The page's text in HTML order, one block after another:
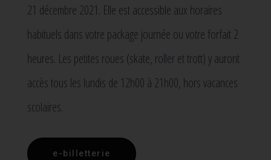
21 décembre 2021. Elle est accessible aux horaires
habituels dans votre package journée ou votre forfait 2
heures. Les petites roues (skate, roller et trott) y auront
accès tous les lundis de 12h00 à 21h00, hors vacances
scolaires.
e-billetterie